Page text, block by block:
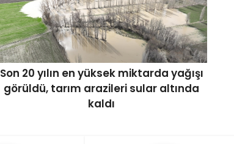
Son 20 yılın en yüksek miktarda yağışı
görüldü, tarım arazileri sular altında
kaldı